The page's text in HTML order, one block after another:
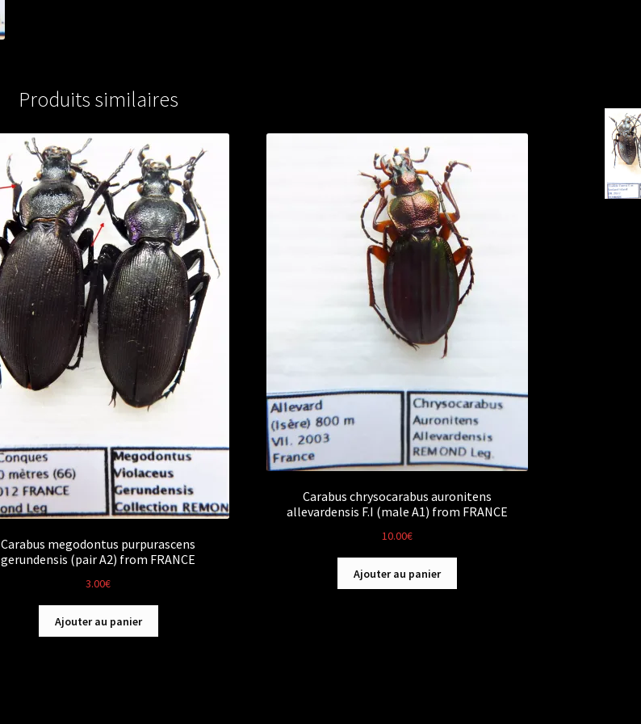
Produits similaires
Carabus megodontus purpurascens
gerundensis (pair A2) from FRANCE
3.00€
Ajouter au panier
Carabus chrysocarabus auronitens
allevardensis F.I (male A1) from FRANCE
10.00€
Ajouter au panier